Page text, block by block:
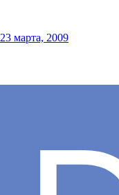
23 марта, 2009